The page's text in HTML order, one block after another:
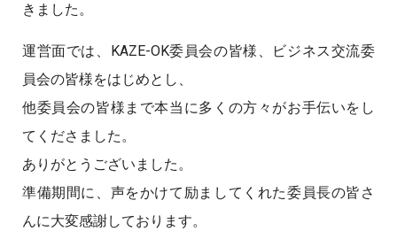
きました。
運営面では、KAZE-OK委員会の皆様、ビジネス交流委
員会の皆様をはじめとし、
他委員会の皆様まで本当に多くの方々がお手伝いをし
てくださました。
ありがとうございました。
準備期間に、声をかけて励ましてくれた委員長の皆さ
んに大変感謝しております。